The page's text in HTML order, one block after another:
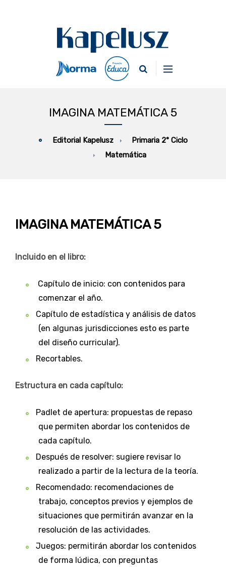
IMAGINA MATEMÁTICA 5
Editorial Kapelusz
Primaria 2° Ciclo
Matemática
IMAGINA MATEMÁTICA 5
Incluido en el libro:
Capítulo de inicio: con contenidos para
comenzar el año.
Capítulo de estadística y análisis de datos
(en algunas jurisdicciones esto es parte
del diseño curricular).
Recortables.
Estructura en cada capítulo:
Padlet de apertura: propuestas de repaso
que permiten abordar los contenidos de
cada capítulo.
Después de resolver: sugiere revisar lo
realizado a partir de la lectura de la teoría.
Recomendado: recomendaciones de
trabajo, conceptos previos y ejemplos de
situaciones que permitirán avanzar en la
resolución de las actividades.
Juegos: permitirán abordar los contenidos
de forma lúdica, con preguntas